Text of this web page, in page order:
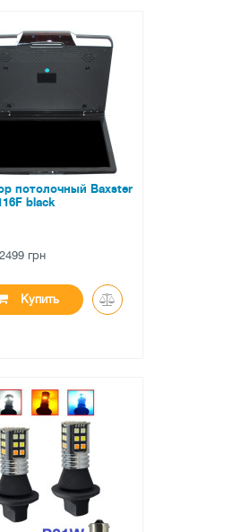
в наличии
0 отзывов
потолочный Baxster
black
грн
Купить
в наличии
0 отзывов